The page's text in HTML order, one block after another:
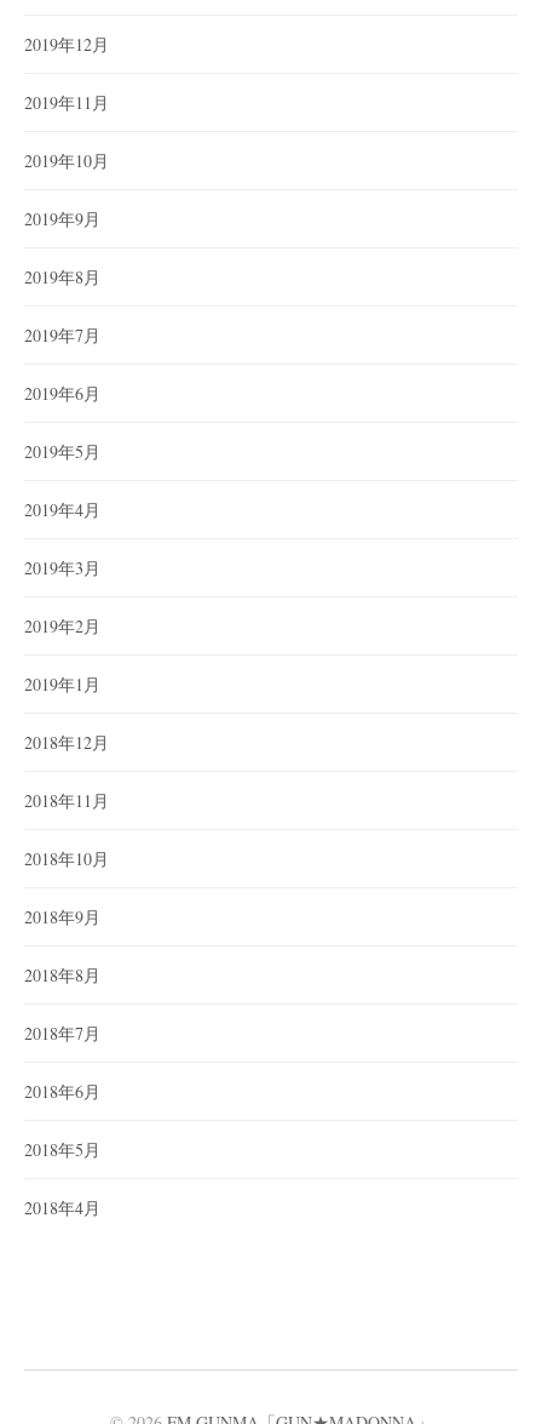
2019年12月
2019年11月
2019年10月
2019年9月
2019年8月
2019年7月
2019年6月
2019年5月
2019年4月
2019年3月
2019年2月
2019年1月
2018年12月
2018年11月
2018年10月
2018年9月
2018年8月
2018年7月
2018年6月
2018年5月
2018年4月